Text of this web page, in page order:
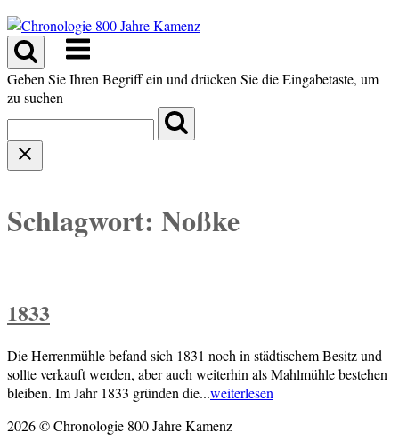
Skip
to
content
Menu
Geben Sie Ihren Begriff ein und drücken Sie die Eingabetaste, um
zu suchen
Schlagwort: Noßke
1833
Die Herrenmühle befand sich 1831 noch in städtischem Besitz und
sollte verkauft werden, aber auch weiterhin als Mahlmühle bestehen
bleiben. Im Jahr 1833 gründen die...weiterlesen
2026 © Chronologie 800 Jahre Kamenz